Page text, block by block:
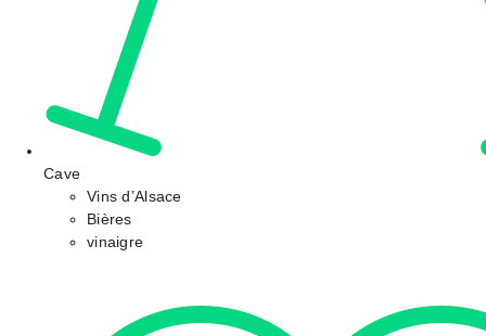
Cave
Vins d’Alsace
Bières
vinaigre